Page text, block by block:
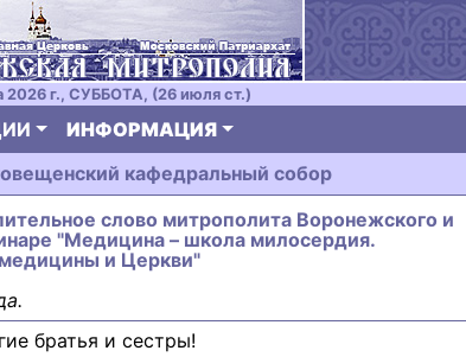
2026 г., СУББОТА, (26 июля ст.)
ИНФОРМАЦИЯ
кафедральный собор
слово митрополита Воронежского и
"Медицина – школа милосердия.
и Церкви"
братья и сестры!